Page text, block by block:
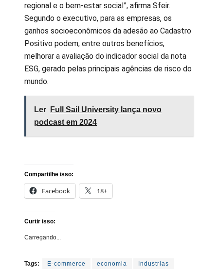
regional e o bem-estar social”, afirma Sfeir.
Segundo o executivo, para as empresas, os
ganhos socioeconômicos da adesão ao Cadastro
Positivo podem, entre outros benefícios,
melhorar a avaliação do indicador social da nota
ESG, gerado pelas principais agências de risco do
mundo.
Ler
Full Sail University lança novo
podcast em 2024
Compartilhe isso:
Facebook 18+
Curtir isso:
Carregando...
Tags: E-commerce economia Industrias